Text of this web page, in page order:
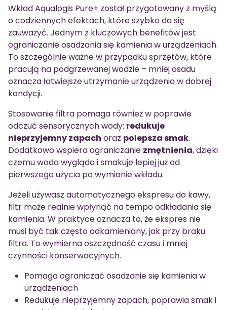
Wkład Aqualogis Pure+ został przygotowany z myślą
o codziennych efektach, które szybko da się
zauważyć. Jednym z kluczowych benefitów jest
ograniczanie osadzania się kamienia w urządzeniach.
To szczególnie ważne w przypadku sprzętów, które
pracują na podgrzewanej wodzie – mniej osadu
oznacza łatwiejsze utrzymanie urządzenia w dobrej
kondycji.
Stosowanie filtra pomaga również w poprawie
odczuć sensorycznych wody: redukuje
nieprzyjemny zapach oraz polepsza smak.
Dodatkowo wspiera ograniczanie zmętnienia, dzięki
czemu woda wygląda i smakuje lepiej już od
pierwszego użycia po wymianie wkładu.
Jeżeli używasz automatycznego ekspresu do kawy,
filtr może realnie wpłynąć na tempo odkładania się
kamienia. W praktyce oznacza to, że ekspres nie
musi być tak często odkamieniany, jak przy braku
filtra. To wymierna oszczędność czasu i mniej
czynności konserwacyjnych.
Pomaga ograniczać osadzanie się kamienia w
urządzeniach
Redukuje nieprzyjemny zapach, poprawia smak i